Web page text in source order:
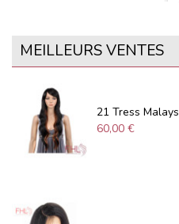
MEILLEURS VENTES
21 Tress
60,00 €